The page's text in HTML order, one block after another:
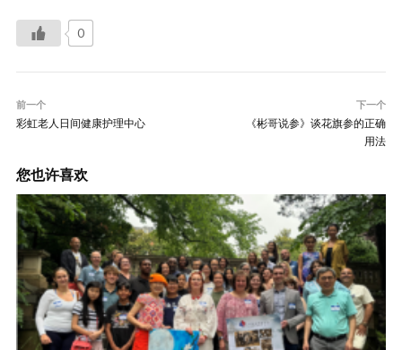
0
前一个
彩虹老人日间健康护理中心
下一个
《彬哥说参》谈花旗参的正确
用法
您也许喜欢